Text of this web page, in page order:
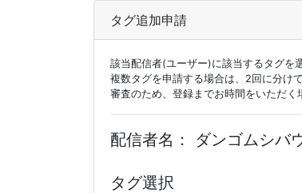
タグ追加申請
該当配信者(ユーザー)に該当するタグを
複数タグを申請する場合は、2回に分け
審査のため、登録までお時間をいただく
配信者名： ダンゴムシバ
タグ選択